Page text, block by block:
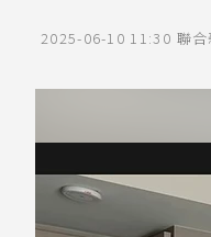
2025-06-10 11:30 聯